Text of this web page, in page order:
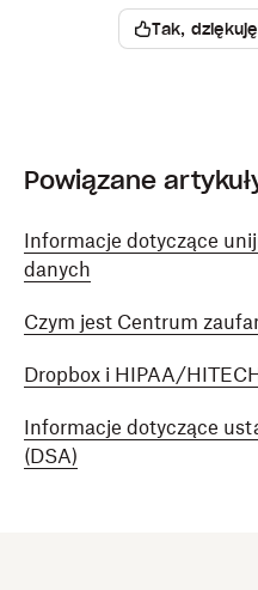
Tak,
Powiązane
Informacje dotyczące
danych
Czym jest Centrum
Dropbox i HIPAA/
Informacje dotyczące
(DSA)